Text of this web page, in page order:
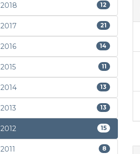
2018 12
2017 21
2016 14
2015 11
2014 13
2013 13
2012 15
2011 8